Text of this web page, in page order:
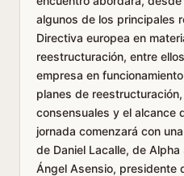
algunos de los principales
Directiva europea en
reestructuración, entre
empresa en
planes de
consensuales y el alcance
jornada comenzará con
de Daniel Lacalle, de
Ángel Asensio, presidente